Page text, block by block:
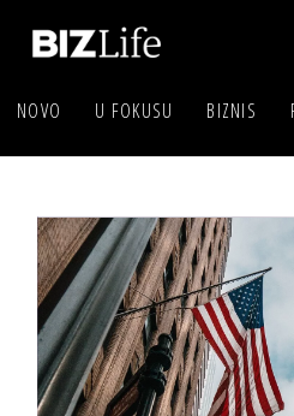
NOVO U FOKUSU BIZNIS